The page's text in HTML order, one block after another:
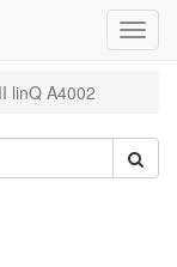
linQ A4002